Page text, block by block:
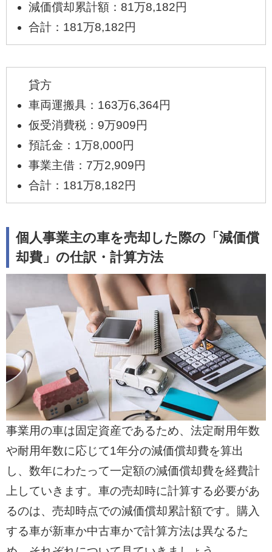
減価償却累計額：81万8,182円
合計：181万8,182円
貸方
車両運搬具：163万6,364円
仮受消費税：9万909円
預託金：1万8,000円
事業主借：7万2,909円
合計：181万8,182円
個人事業主の車を売却した際の「減価償
却費」の仕訳・計算方法
事業用の車は固定資産であるため、法定耐用年数
や耐用年数に応じて1年分の減価償却費を算出
し、数年にわたって一定額の減価償却費を経費計
上していきます。車の売却時に計算する必要があ
るのは、売却時点での減価償却累計額です。購入
する車が新車か中古車かで計算方法は異なるた